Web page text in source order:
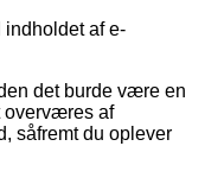
indholdet af e-
det burde være en
overværes af
såfremt du oplever